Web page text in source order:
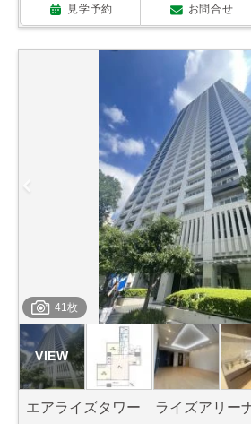
見学予約 お問合せ
41枚
エアライズタワー ライズアリー